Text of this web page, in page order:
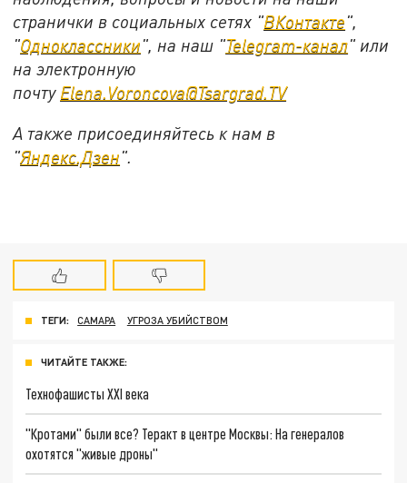
странички в социальных сетях "ВКонтакте",
"Одноклассники", на наш "Telegram-канал" или
на электронную
почту Elena.Voroncova@Tsargrad.TV
А также присоединяйтесь к нам в
"Яндекс.Дзен".
ТЕГИ: САМАРА УГРОЗА УБИЙСТВОМ
ЧИТАЙТЕ ТАКЖЕ:
Технофашисты XXI века
"Кротами" были все? Теракт в центре Москвы: На генералов
охотятся "живые дроны"